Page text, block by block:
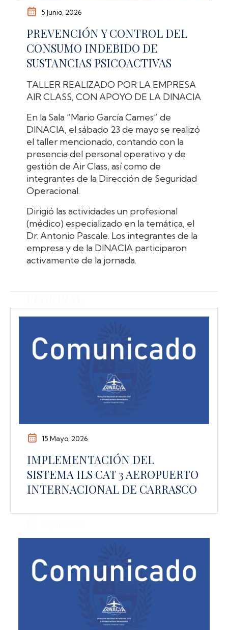
5 Junio, 2026
PREVENCIÓN Y CONTROL DEL
CONSUMO INDEBIDO DE
SUSTANCIAS PSICOACTIVAS
TALLER REALIZADO POR LA EMPRESA
AIR CLASS, CON APOYO DE LA DINACIA
En la Sala “Mario García Cames” de
DINACIA, el sábado 23 de mayo se realizó
el taller mencionado, contando con la
presencia del personal operativo y de
gestión de Air Class, así como de
integrantes de la Dirección de Seguridad
Operacional.
Dirigió las actividades un profesional
(médico) especializado en la temática, el
Dr. Antonio Pascale. Los integrantes de la
empresa y de la DINACIA participaron
activamente de la jornada.
15 Mayo, 2026
IMPLEMENTACIÓN DEL
SISTEMA ILS CAT 3 AEROPUERTO
INTERNACIONAL DE CARRASCO